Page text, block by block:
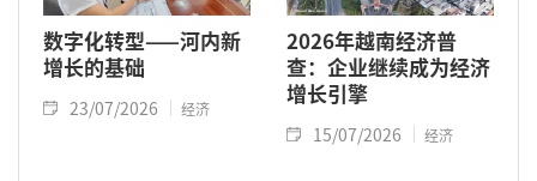
数字化转型——河内新
增长的基础
23/07/2026 经济
2026年越南经济普
查：企业继续成为经济
增长引擎
15/07/2026 经济